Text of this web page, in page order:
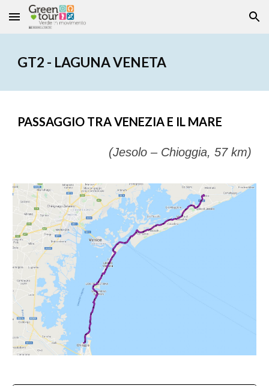
Skip to main content Skip to navigation
GT2 - LAGUNA VENETA
PASSAGGIO TRA VENEZIA E IL MARE
(Jesolo – Chioggia, 57 km)